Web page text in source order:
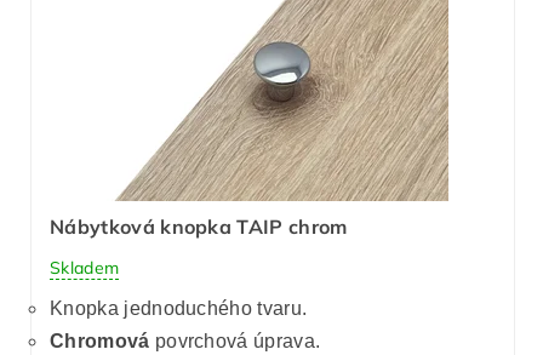
Nábytková knopka TAIP chrom
Skladem
Knopka jednoduchého tvaru.
Chromová povrchová úprava.